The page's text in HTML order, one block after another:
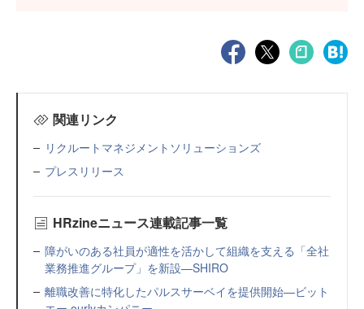
関連リンク
リクルートマネジメントソリューションズ
プレスリリース
HRzineニュース連載記事一覧
障がいのある社員が適性を活かして組織を支える「全社
業務推進グループ」を新設—SHIRO
離職改善に特化したパルスサーベイを提供開始—ビット